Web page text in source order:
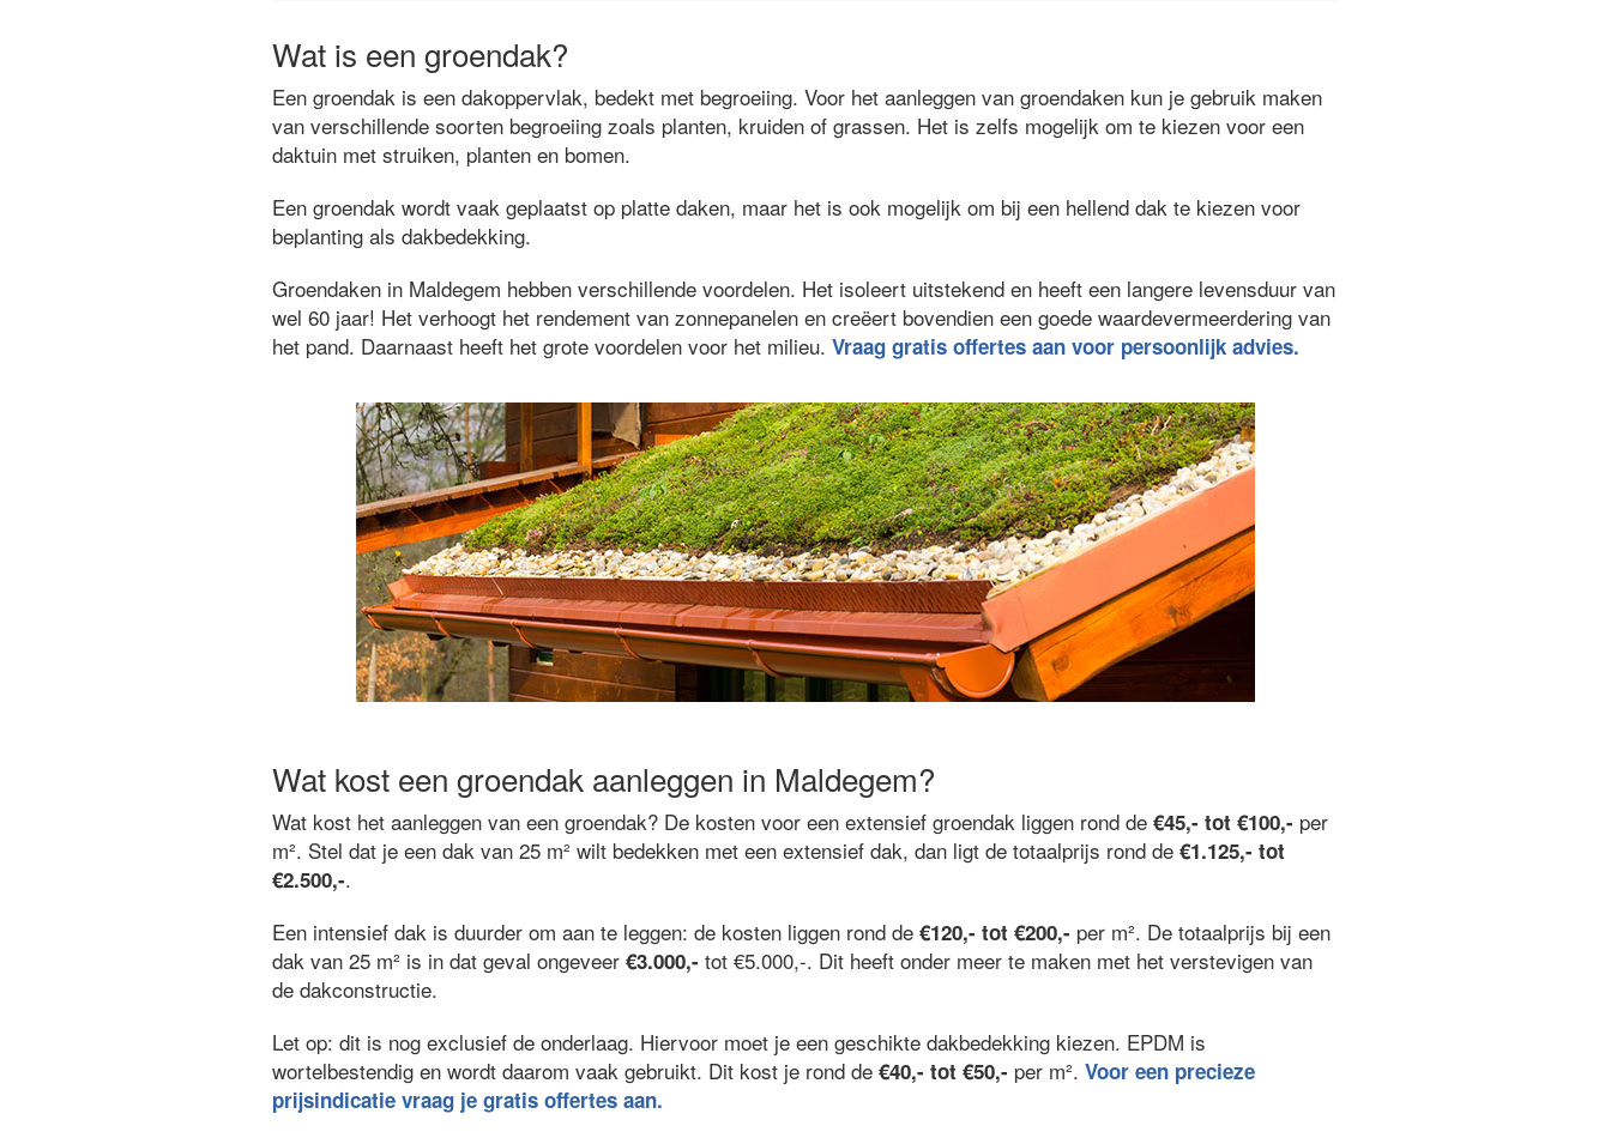
Wat is een groendak?
Een groendak is een dakoppervlak, bedekt met begroeiing. Voor het aanleggen van groendaken kun je gebruik maken
van verschillende soorten begroeiing zoals planten, kruiden of grassen. Het is zelfs mogelijk om te kiezen voor een
daktuin met struiken, planten en bomen.
Een groendak wordt vaak geplaatst op platte daken, maar het is ook mogelijk om bij een hellend dak te kiezen voor
beplanting als dakbedekking.
Groendaken in Maldegem hebben verschillende voordelen. Het isoleert uitstekend en heeft een langere levensduur van
wel 60 jaar! Het verhoogt het rendement van zonnepanelen en creëert bovendien een goede waardevermeerdering van
het pand. Daarnaast heeft het grote voordelen voor het milieu. Vraag gratis offertes aan voor persoonlijk advies.
Wat kost een groendak aanleggen in Maldegem?
Wat kost het aanleggen van een groendak? De kosten voor een extensief groendak liggen rond de €45,- tot €100,- per
m². Stel dat je een dak van 25 m² wilt bedekken met een extensief dak, dan ligt de totaalprijs rond de €1.125,- tot
€2.500,-.
Een intensief dak is duurder om aan te leggen: de kosten liggen rond de €120,- tot €200,- per m². De totaalprijs bij een
dak van 25 m² is in dat geval ongeveer €3.000,- tot €5.000,-. Dit heeft onder meer te maken met het verstevigen van
de dakconstructie.
Let op: dit is nog exclusief de onderlaag. Hiervoor moet je een geschikte dakbedekking kiezen. EPDM is
wortelbestendig en wordt daarom vaak gebruikt. Dit kost je rond de €40,- tot €50,- per m². Voor een precieze
prijsindicatie vraag je gratis offertes aan.